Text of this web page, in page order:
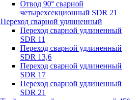
Отвод 90° сварной
четырехсекционный SDR 21
Переход сварной удлиненный
Переход сварной удлиненный
SDR 11
Переход сварной удлиненный
SDR 13,6
Переход сварной удлиненный
SDR 17
Переход сварной удлиненный
SDR 21